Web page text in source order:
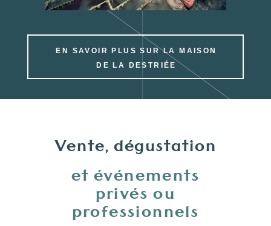
EN SAVOIR PLUS SUR LA MAISON
DE LA DESTRIÉE
Vente, dégustation
et événements
privés ou
professionnels